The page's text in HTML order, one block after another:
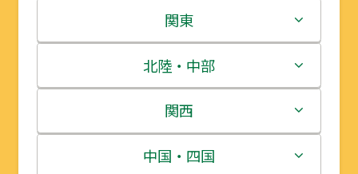
北海道
青森県
岩手県
宮城県
関東
茨城県
栃木県
群馬県
北陸・中部
新潟県
富山県
関西
三重県
中国・四国